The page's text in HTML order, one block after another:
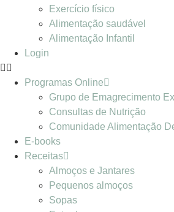
Exercício físico
Alimentação saudável
Alimentação Infantil
Login
Programas Online
Grupo de Emagrecimento
Consultas de Nutrição
Comunidade Alimentação
E-books
Receitas
Almoços e Jantares
Pequenos almoços
Sopas